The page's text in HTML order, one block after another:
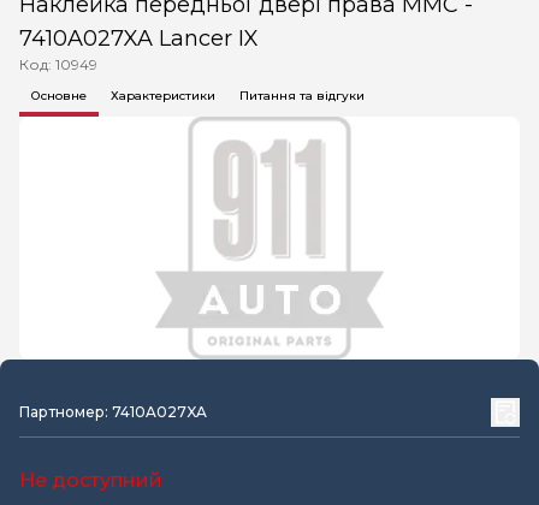
7410A027XA Lancer IX
Код: 10949
Основне Характеристики Питання та відгуки
Партномер: 7410A027XA
Не доступний